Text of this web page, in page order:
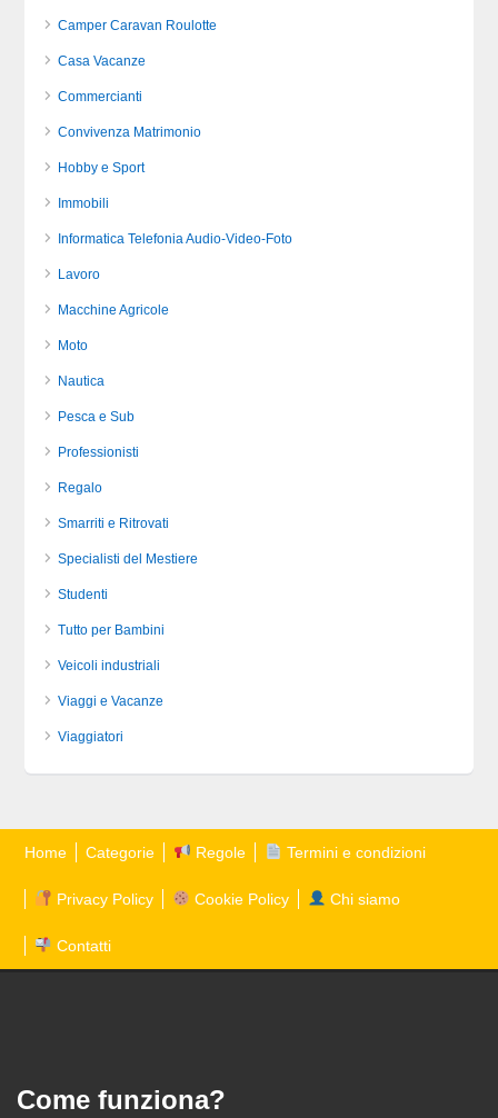
Camper Caravan Roulotte
Casa Vacanze
Commercianti
Convivenza Matrimonio
Hobby e Sport
Immobili
Informatica Telefonia Audio-Video-Foto
Lavoro
Macchine Agricole
Moto
Nautica
Pesca e Sub
Professionisti
Regalo
Smarriti e Ritrovati
Specialisti del Mestiere
Studenti
Tutto per Bambini
Veicoli industriali
Viaggi e Vacanze
Viaggiatori
Home Categorie Regole Termini e condizioni
Privacy Policy Cookie Policy Chi siamo
Contatti
Come funziona?